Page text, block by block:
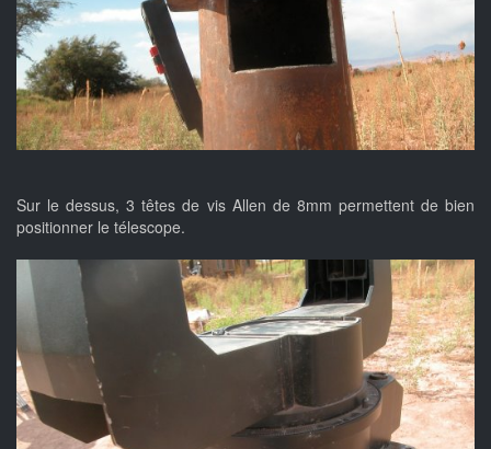
Sur le dessus, 3 têtes de vis Allen de 8mm permettent de bien
positionner le télescope.